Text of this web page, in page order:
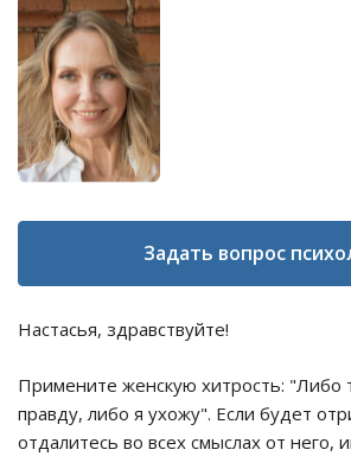
Задать вопрос
Настасья, здравствуйте!
Примените женскую хитрость: "Либо
правду, либо я ухожу". Если будет
отдалитесь во всех смыслах от него,